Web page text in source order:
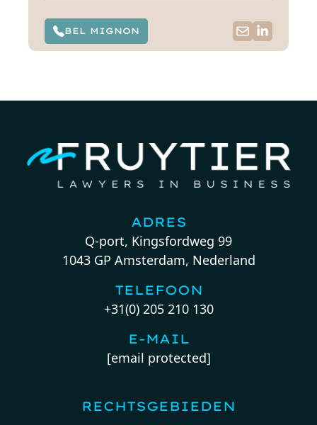
BEL MIGNON
ADRES
Q-port, Kingsfordweg 99
1043 GP Amsterdam, Nederland
TELEFOON
+31(0) 205 210 130
E-MAIL
[email protected]
RECHTSGEBIEDEN